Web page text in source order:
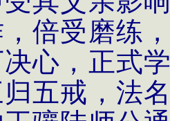
倍受磨练
心，正式
五戒，法